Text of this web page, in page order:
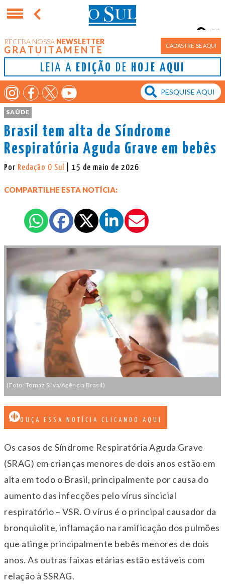
RECEBA NOSSA NEWSLETTER
GRATUITAMENTE CADASTRE-SE AQUI
LEIA A EDIÇÃO DE HOJE AQUI
Porto Alegre
8°
SAÚDE
Brasil tem alta de Síndrome
Respiratória Aguda Grave em bebês
Por Redação O Sul | 15 de maio de 2026
COMPARTILHE ESTA NOTÍCIA:
(Foto: Tomaz Silva/Agência Brasil)
OUÇA ESSA NOTÍCIA CLICANDO AQUI
Os casos de Síndrome Respiratória Aguda Grave
(SRAG) em crianças menores de dois anos estão em
alta em todo o Brasil, principalmente por causa do
aumento das infecções pelo vírus sincicial
respiratório – VSR. O vírus é o principal causador da
bronquiolite, inflamação na ramificação dos pulmões
que atinge principalmente bebês menores de dois
anos. As outras faixas etárias estão estáveis com
relação à SSRAG.